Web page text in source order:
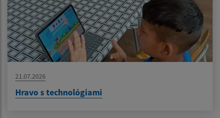
21.07.2026
Hravo s technológiami